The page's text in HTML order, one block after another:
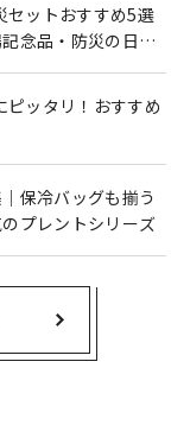
セットおすすめ5選
念品・防災の日に
ピッタリ！おすすめ
保冷バッグも揃う
プレントシリーズ